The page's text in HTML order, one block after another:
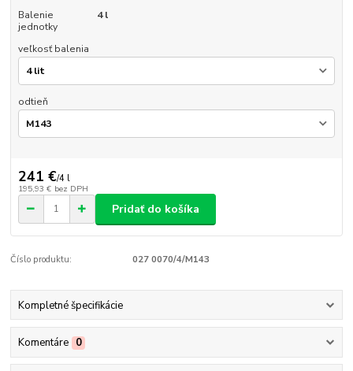
Balenie
jednotky
4 l
veľkosť balenia
odtieň
241 €/4 l
195,93 € bez DPH
Pridať do košíka
Číslo produktu: 027 0070/4/M143
Kompletné špecifikácie
Komentáre 0